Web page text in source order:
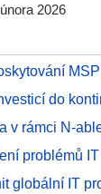
2026
do
v rámci N-
problémů IT
globální IT